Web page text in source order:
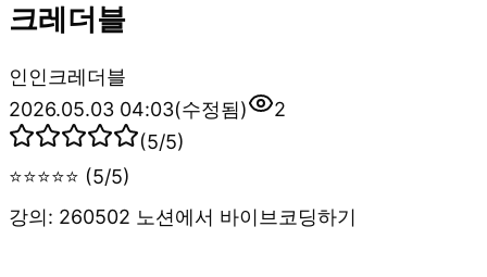
크레더블
인인크레더블
2026.05.03 04:03(수정됨)
2
(5/5)
⭐⭐⭐⭐⭐ (5/5)
강의: 260502 노션에서 바이브코딩하기